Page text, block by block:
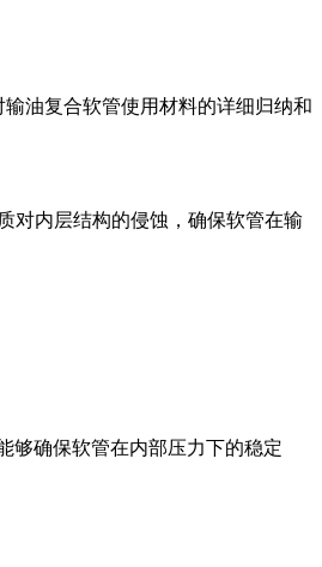
油复合软管使用材料的详细归纳和
对内层结构的侵蚀，确保软管在输
够确保软管在内部压力下的稳定